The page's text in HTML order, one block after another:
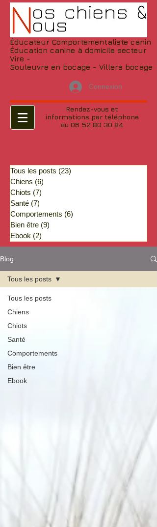
Éducateur Comportementaliste canin
Éducation canine à domicile secteur
Vire -
Souleuvre en bocage - Villers bocage
Connexion
Rendez-vous et
informations par téléphone
au 06 52 80 30 84
Tous les posts (23)
Chiens (6)
Chiots (7)
Santé (7)
Comportements (6)
Bien être (9)
Ebook (2)
Blog
Tous les posts
Chiens
Chiots
Santé
Comportements
Bien être
Ebook
Tous les posts